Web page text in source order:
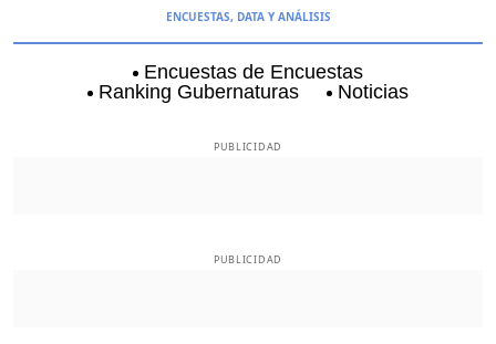
ENCUESTAS, DATA Y ANÁLISIS
Encuestas de Encuestas
Ranking Gubernaturas
Noticias
PUBLICIDAD
PUBLICIDAD